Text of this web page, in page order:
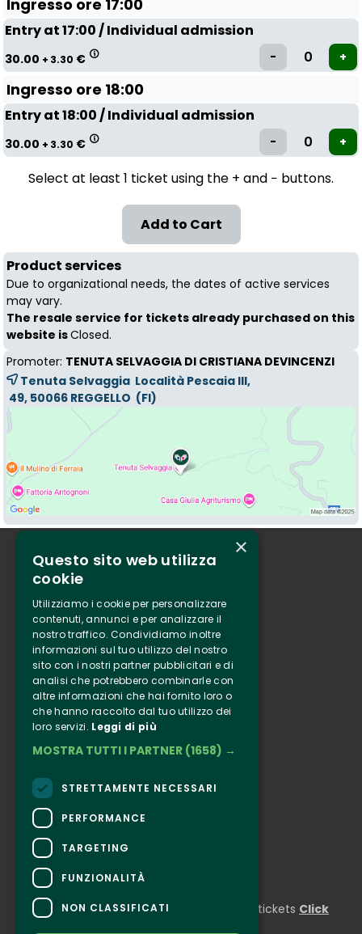
Ingresso ore 17:00
Entry at 17:00 / Individual admission
30.00 + 3.30 €
Ingresso ore 18:00
Entry at 18:00 / Individual admission
30.00 + 3.30 €
Select at least 1 ticket using the + and − buttons.
Product services
Due to organizational needs, the dates of active services
may vary.
The resale service for tickets already purchased on this
website isClosed.
Promoter: TENUTA SELVAGGIA DI CRISTIANA DEVINCENZI
Tenuta Selvaggia Località Pescaia III,
49, 50066 REGGELLO (FI)
Who we are
Tenuta Selvaggia
Contacts
Online ticketing
Clappit
Information
Follow Us
Facebook
Connect
CONTACTS
For information and support in purchasing tickets Click
×
Questo sito web utilizza
cookie
Utilizziamo i cookie per personalizzare
contenuti, annunci e per analizzare il
nostro traffico. Condividiamo inoltre
informazioni sul tuo utilizzo del nostro
sito con i nostri partner pubblicitari e di
analisi che potrebbero combinarle con
altre informazioni che hai fornito loro o
che hanno raccolto dal tuo utilizzo dei
loro servizi. Leggi di più
MOSTRA TUTTI I PARTNER (1658) →
STRETTAMENTE NECESSARI
PERFORMANCE
TARGETING
FUNZIONALITÀ
NON CLASSIFICATI